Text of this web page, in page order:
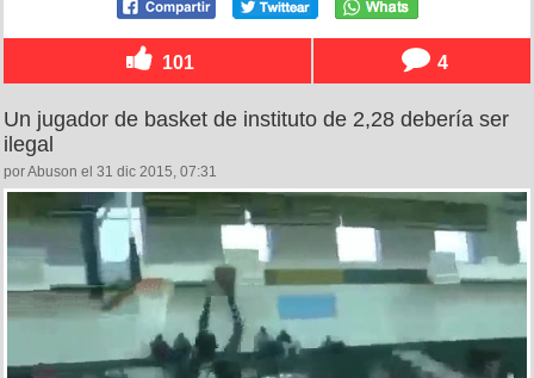
101 4
Un jugador de basket de instituto de 2,28 debería ser
ilegal
por Abuson el 31 dic 2015, 07:31